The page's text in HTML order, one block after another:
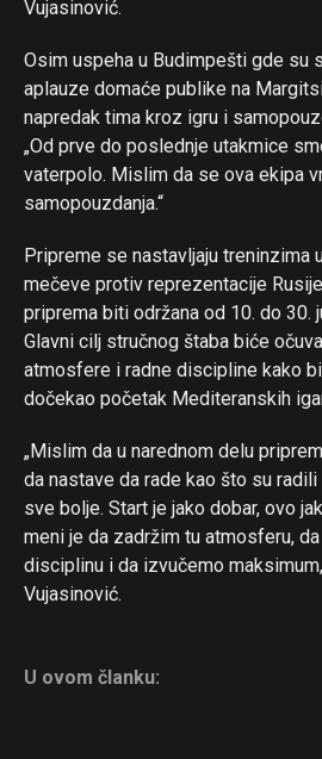
Vujasinović.
Osim uspeha u Budimpešti gde su
aplauze domaće publike na
napredak tima kroz igru i
„Od prve do poslednje utakmice
vaterpolo. Mislim da se ova ekipa
samopouzdanja.“
Pripreme se nastavljaju treninzima
mečeve protiv reprezentacije
priprema biti održana od 10. do 30.
Glavni cilj stručnog štaba biće
atmosfere i radne discipline kako
dočekao početak Mediteranskih
„Mislim da u narednom delu
da nastave da rade kao što su
sve bolje. Start je jako dobar, ovo
meni je da zadržim tu atmosferu,
disciplinu i da izvučemo
Vujasinović.
U ovom članku:
Whatsapp
Email